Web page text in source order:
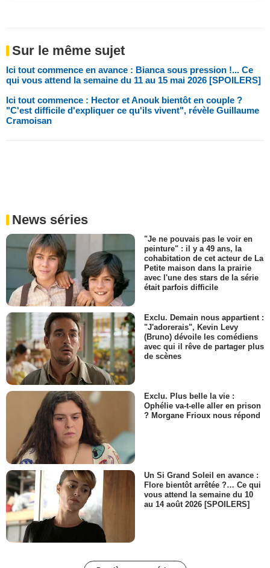
Sur le même sujet
Ici tout commence en avance : Bianca sous pression !... Ce
qui vous attend la semaine du 11 au 15 mai 2026 [SPOILERS]
Ici tout commence : Hector et Anouk bientôt en couple ?
"C'est difficile d'expliquer ce qu'ils vivent", révèle Guillaume
Cramoisan
News séries
"Je ne pouvais pas le voir en
peinture" : il y a 49 ans, la
cohabitation de cet acteur de La
Petite maison dans la prairie
avec l'une des stars de la série
était parfois difficile
Exclu. Demain nous appartient :
"J'adorerais", Kevin Levy
(Bruno) dévoile les comédiens
avec qui il rêve de partager plus
de scènes
Exclu. Plus belle la vie :
Ophélie va-t-elle aller en prison
? Morgane Frioux nous répond
Un Si Grand Soleil en avance :
Flore bientôt arrêtée ?… Ce qui
vous attend la semaine du 10
au 14 août 2026 [SPOILERS]